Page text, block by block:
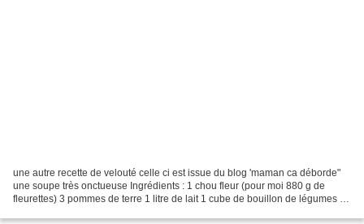
une autre recette de velouté celle ci est issue du blog 'maman ca déborde"
une soupe très onctueuse Ingrédients : 1 chou fleur (pour moi 880 g de
fleurettes) 3 pommes de terre 1 litre de lait 1 cube de bouillon de légumes 6